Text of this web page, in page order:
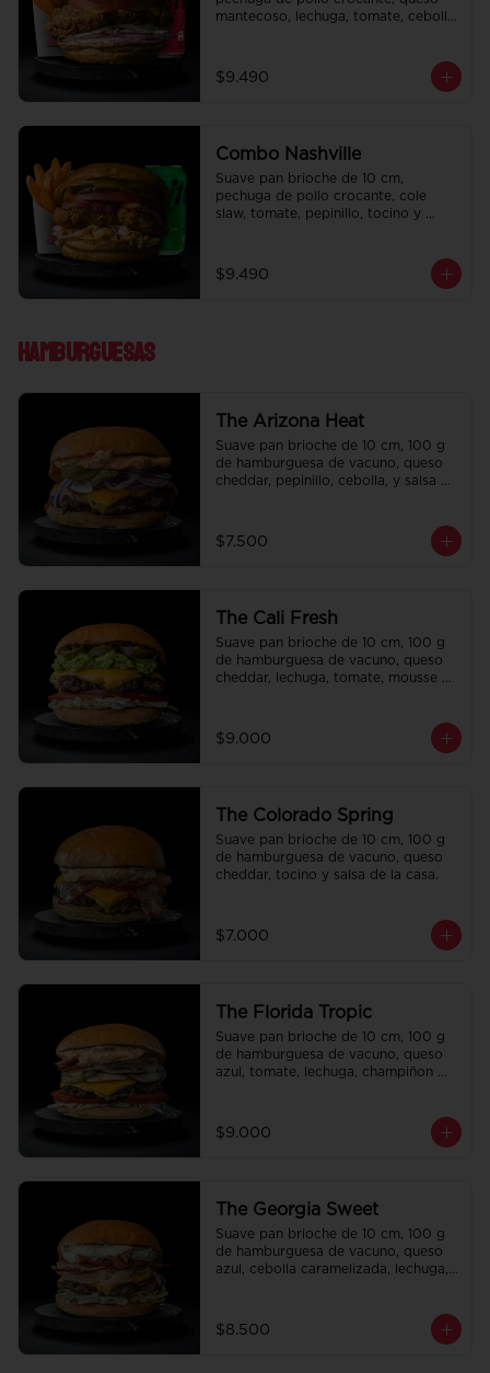
mantecoso, lechuga, tomate, cebolla
salsa de la casa de regalo a elección
y una bebida de 350 cc a elección.
$9.490
Combo Nashville
Suave pan brioche de 10 cm,
pechuga de pollo crocante, cole
slaw, tomate, pepinillo, tocino y
de la casa de regalo a elección y una
bebida de 350 cc a elección.
$9.490
Hamburguesas
The Arizona Heat
Suave pan brioche de 10 cm, 100 g
de hamburguesa de vacuno, queso
cheddar, pepinillo, cebolla, y salsa de
$7.500
The Cali Fresh
Suave pan brioche de 10 cm, 100 g
de hamburguesa de vacuno, queso
cheddar, lechuga, tomate, mousse de
$9.000
The Colorado Spring
Suave pan brioche de 10 cm, 100 g
de hamburguesa de vacuno, queso
cheddar, tocino y salsa de la casa.
$7.000
The Florida Tropic
Suave pan brioche de 10 cm, 100 g
de hamburguesa de vacuno, queso
azul, tomate, lechuga, champiñon
$9.000
The Georgia Sweet
Suave pan brioche de 10 cm, 100 g
de hamburguesa de vacuno, queso
azul, cebolla caramelizada, lechuga,
$8.500